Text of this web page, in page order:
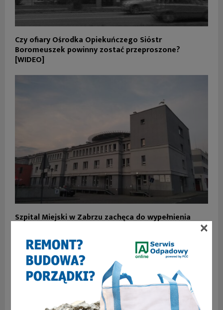
Czy ofiary Ośrodka Opiekuńczego Sióstr
Boromeuszek powinny zostać przeproszone?
[WIDEO]
Szpital Miejski w Zabrzu zachęca do wypełnienia
1 COMMENT
Kurator oświaty ODPOWIEDZ
×